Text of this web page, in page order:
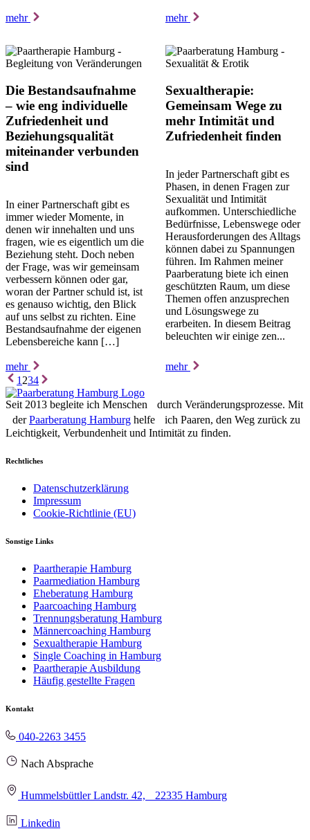
mehr mehr
Die Bestandsaufnahme
– wie eng individuelle
Zufriedenheit und
Beziehungsqualität
miteinander verbunden
sind
In einer Partnerschaft gibt es
immer wieder Momente, in
denen wir innehalten und uns
fragen, wie es eigentlich um die
Beziehung steht. Doch neben
der Frage, was wir gemeinsam
verbessern können oder gar,
woran der Partner schuld ist, ist
es genauso wichtig, den Blick
auf uns selbst zu richten. Eine
Bestandsaufnahme der eigenen
Lebensbereiche kann […]
mehr
Sexualtherapie:
Gemeinsam Wege zu
mehr Intimität und
Zufriedenheit finden
In jeder Partnerschaft gibt es
Phasen, in denen Fragen zur
Sexualität und Intimität
aufkommen. Unterschiedliche
Bedürfnisse, Lebenswege oder
Herausforderungen des Alltags
können dabei zu Spannungen
führen. Im Rahmen meiner
Paarberatung biete ich einen
geschützten Raum, um diese
Themen offen anzusprechen
und Lösungswege zu
erarbeiten. In diesem Beitrag
beleuchten wir einige zen...
mehr
1 234
Seit 2013 begleite ich Menschen durch Veränderungsprozesse. Mit
derPaarberatung Hamburg helfe ich Paaren, den Weg zurück zu
Leichtigkeit, Verbundenheit und Intimität zu finden.
Rechtliches
Datenschutzerklärung
Impressum
Cookie-Richtlinie (EU)
Sonstige Links
Paartherapie Hamburg
Paarmediation Hamburg
Eheberatung Hamburg
Paarcoaching Hamburg
Trennungsberatung Hamburg
Männercoaching Hamburg
Sexualtherapie Hamburg
Single Coaching in Hamburg
Paartherapie Ausbildung
Häufig gestellte Fragen
Kontakt
040-2263 3455
Nach Absprache
Hummelsbüttler Landstr. 42, 22335 Hamburg
Linkedin